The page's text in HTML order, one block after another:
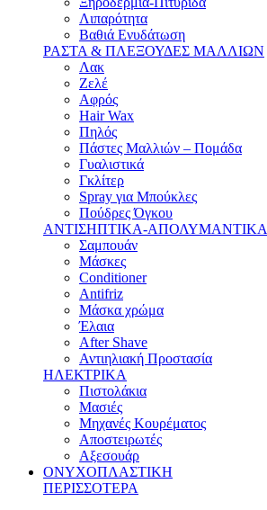
Λιπαρότητα
Βαθιά Ενυδάτωση
ΡΑΣΤΑ & ΠΛΕΞΟΥΔΕΣ ΜΑΛΛΙΩΝ
Λακ
Ζελέ
Αφρός
Hair Wax
Πηλός
Πάστες Μαλλιών – Πομάδα
Γυαλιστικά
Γκλίτερ
Spray για Μπούκλες
Πούδρες Όγκου
ΑΝΤΙΣΗΠΤΙΚΑ-ΑΠΟΛΥΜΑΝΤΙΚΑ
Σαμπουάν
Μάσκες
Conditioner
Antifriz
Μάσκα χρώμα
Έλαια
After Shave
Αντιηλιακή Προστασία
ΗΛΕΚΤΡΙΚΑ
Πιστολάκια
Μασιές
Μηχανές Κουρέματος
Αποστειρωτές
Αξεσουάρ
ΟΝΥΧΟΠΛΑΣΤΙΚΗ
ΠΕΡΙΣΣΟΤΕΡΑ